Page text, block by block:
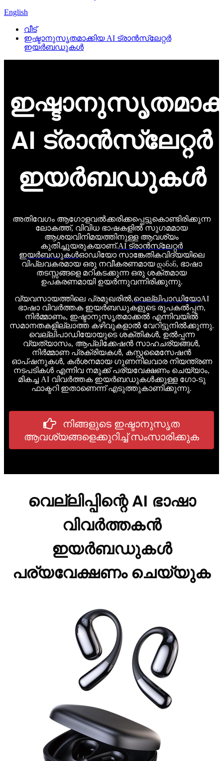
English
വീട്
ഇഷ്ടാനുസൃതമാക്കിയ AI ട്രാൻസ്ലേറ്റർ
ഇയർബഡുകൾ
AI ട്രാൻസ്ലേറ്റർ
ഇയർബഡുകൾ
അതിവേഗം ആഗോളവൽക്കരിക്കപ്പെട്ടുകൊണ്ടിരിക്കുന്ന
ലോകത്ത്, വിവിധ ഭാഷകളിൽ സുഗമമായ
ആശയവിനിമയത്തിനുള്ള ആവശ്യം
കുതിച്ചുയരുകയാണ്.AI ട്രാൻസ്ലേറ്റർ
ഇയർബഡുകൾഓഡിയോ സാങ്കേതികവിദ്യയിലെ
വിപ്ലവകരമായ ഒരു നവീകരണമായ დანან, ഭാഷാ
തടസ്സങ്ങളെ മറികടക്കുന്ന ഒരു ശക്തമായ
ഉപകരണമായി ഉയർന്നുവന്നിരിക്കുന്നു.
വ്യവസായത്തിലെ പ്രമുഖരിൽ,വെല്ലിപാഡിയോAI
ഭാഷാ വിവർത്തക ഇയർബഡുകളുടെ രൂപകൽപ്പന,
നിർമ്മാണം, ഇഷ്ടാനുസൃതമാക്കൽ എന്നിവയിൽ
സമാനതകളില്ലാത്ത കഴിവുകളാൽ വേറിട്ടുനിൽക്കുന്നു.
വെല്ലിപാഡിയോയുടെ ശക്തികൾ, ഉൽപ്പന്ന
വ്യത്യാസം, ആപ്ലിക്കേഷൻ സാഹചര്യങ്ങൾ,
നിർമ്മാണ പ്രക്രിയകൾ, കസ്റ്റമൈസേഷൻ
ഓപ്ഷനുകൾ, കർശനമായ ഗുണനിലവാര നിയന്ത്രണ
നടപടികൾ എന്നിവ നമുക്ക് പര്യവേക്ഷണം ചെയ്യാം,
മികച്ച AI വിവർത്തക ഇയർബഡുകൾക്കുള്ള ഗോ-ടു
ഫാക്ടറി ഇതാണെന്ന് എടുത്തുകാണിക്കുന്നു.
നിങ്ങളുടെ ഇഷ്ടാനുസൃത
ആവശ്യങ്ങളെക്കുറിച്ച് സംസാരിക്കുക
വെല്ലിപ്പിന്റെ AI ഭാഷാ
വിവർത്തകൻ
ഇയർബഡുകൾ
പര്യവേക്ഷണം ചെയ്യുക